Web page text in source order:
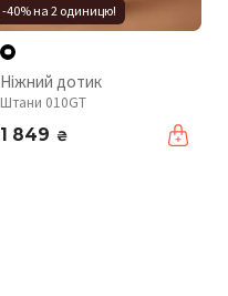
-40% на 2 одиницю!
Ніжний дотик
Штани 010GT
1 849 ₴